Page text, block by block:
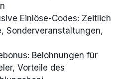
Einlöse-Codes: Zeitlich
Sonderveranstaltungen,
Belohnungen für
Vorteile des